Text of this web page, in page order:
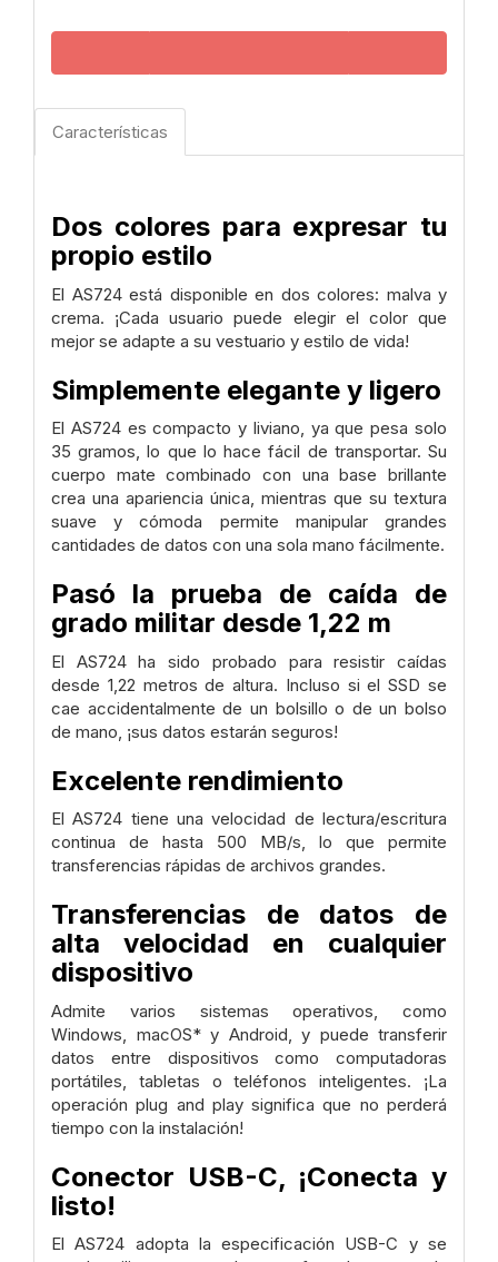
Características
Dos colores para expresar tu
propio estilo
El AS724 está disponible en dos colores: malva y
crema. ¡Cada usuario puede elegir el color que
mejor se adapte a su vestuario y estilo de vida!
Simplemente elegante y ligero
El AS724 es compacto y liviano, ya que pesa solo
35 gramos, lo que lo hace fácil de transportar. Su
cuerpo mate combinado con una base brillante
crea una apariencia única, mientras que su textura
suave y cómoda permite manipular grandes
cantidades de datos con una sola mano fácilmente.
Pasó la prueba de caída de
grado militar desde 1,22 m
El AS724 ha sido probado para resistir caídas
desde 1,22 metros de altura. Incluso si el SSD se
cae accidentalmente de un bolsillo o de un bolso
de mano, ¡sus datos estarán seguros!
Excelente rendimiento
El AS724 tiene una velocidad de lectura/escritura
continua de hasta 500 MB/s, lo que permite
transferencias rápidas de archivos grandes.
Transferencias de datos de
alta velocidad en cualquier
dispositivo
Admite varios sistemas operativos, como
Windows, macOS* y Android, y puede transferir
datos entre dispositivos como computadoras
portátiles, tabletas o teléfonos inteligentes. ¡La
operación plug and play significa que no perderá
tiempo con la instalación!
Conector USB-C, ¡Conecta y
listo!
El AS724 adopta la especificación USB-C y se